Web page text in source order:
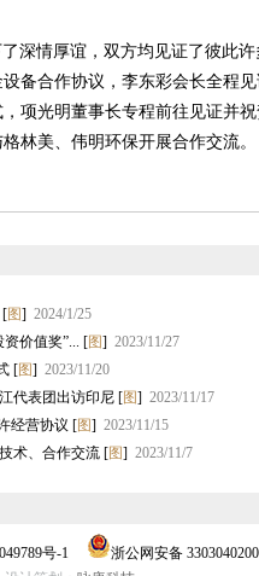
深情厚谊，双方均见证了彼此
备合作协议，李东彩会长全程见
项光明董事长专程前往见证并
林美、伟明环保开展合作交流。
[图] 2024/1/25
价值奖”... [图] 2023/11/27
[图] 2023/11/20
代表团出访印尼[图] 2023/11/17
经营协议 [图] 2023/11/15
术、合作交流[图] 2023/11/7
号-1
浙公网安备